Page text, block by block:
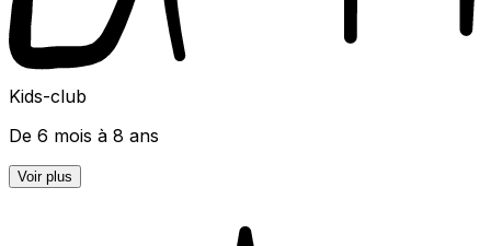
Kids-club
De 6 mois à 8 ans
Voir plus